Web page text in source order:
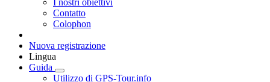
I nostri obiettivi
Contatto
Colophon
Nuova registrazione
Lingua
Guida
Utilizzo di GPS-Tour.info